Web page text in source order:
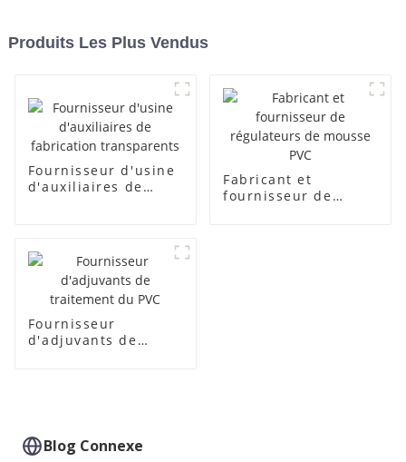
Produits Les Plus Vendus
Fournisseur d'usine
d'auxiliaires de
Fabricant et
fournisseur de
Fournisseur
d'adjuvants de
Blog Connexe